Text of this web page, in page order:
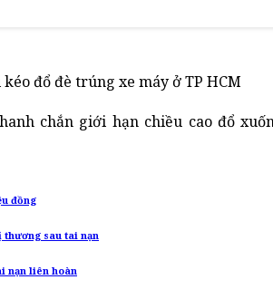
đổ đè trúng xe máy ở TP HCM
chắn giới hạn chiều cao đổ
đồng
thương sau tai nạn
nạn liên hoàn